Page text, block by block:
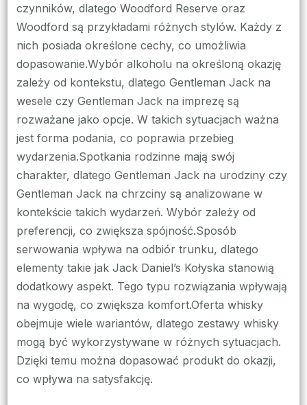
czynników, dlatego Woodford Reserve oraz
Woodford są przykładami różnych stylów. Każdy z
nich posiada określone cechy, co umożliwia
dopasowanie.Wybór alkoholu na określoną okazję
zależy od kontekstu, dlatego Gentleman Jack na
wesele czy Gentleman Jack na imprezę są
rozważane jako opcje. W takich sytuacjach ważna
jest forma podania, co poprawia przebieg
wydarzenia.Spotkania rodzinne mają swój
charakter, dlatego Gentleman Jack na urodziny czy
Gentleman Jack na chrzciny są analizowane w
kontekście takich wydarzeń. Wybór zależy od
preferencji, co zwiększa spójność.Sposób
serwowania wpływa na odbiór trunku, dlatego
elementy takie jak Jack Daniel’s Kołyska stanowią
dodatkowy aspekt. Tego typu rozwiązania wpływają
na wygodę, co zwiększa komfort.Oferta whisky
obejmuje wiele wariantów, dlatego zestawy whisky
mogą być wykorzystywane w różnych sytuacjach.
Dzięki temu można dopasować produkt do okazji,
co wpływa na satysfakcję.